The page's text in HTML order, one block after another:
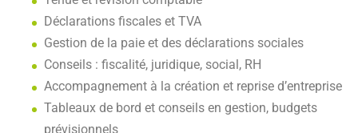
Déclarations fiscales et TVA
Gestion de la paie et des déclarations sociales
Conseils : fiscalité, juridique, social, RH
Accompagnement à la création et reprise d’entreprise
Tableaux de bord et conseils en gestion, budgets
prévisionnels